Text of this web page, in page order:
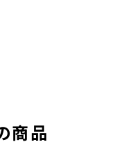
商品